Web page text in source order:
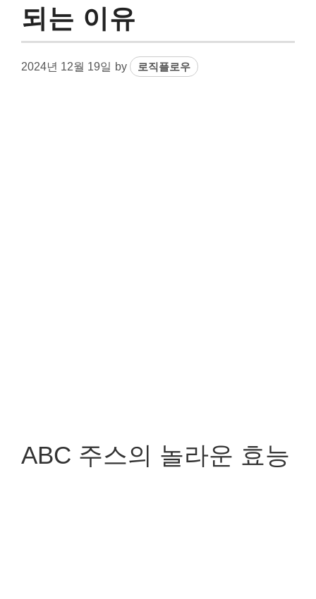
되는 이유
2024년 12월 19일 by 로직플로우
ABC 주스의 놀라운 효능